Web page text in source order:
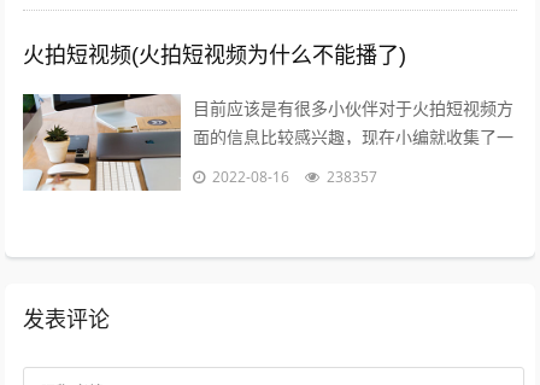
火拍短视频(火拍短视频为什么不能播了)
目前应该是有很多小伙伴对于火拍短视频方
面的信息比较感兴趣，现在小编就收集了一
些与火拍短视频为什么不能播了相关的信息
2022-08-16 238357
发表评论